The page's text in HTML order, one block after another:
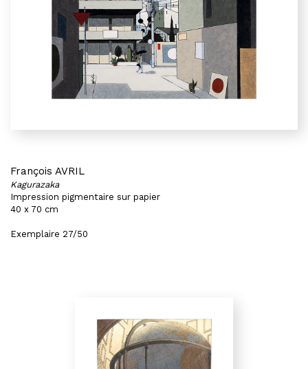
François AVRIL
Kagurazaka
Impression pigmentaire sur papier
40 x 70 cm
Exemplaire 27/50